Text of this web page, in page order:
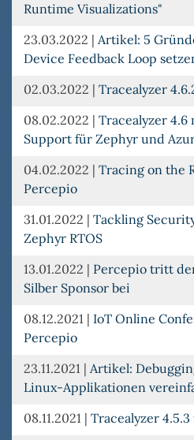
Runtime Visualizations"
23.03.2022 | Artikel: 5
Device Feedback Loop
02.03.2022 | Tracealyzer
08.02.2022 | Tracealyzer 4.6
Support für Zephyr und
04.02.2022 | Tracing on the
Percepio
31.01.2022 | Tackling
Zephyr RTOS
13.01.2022 | Percepio tritt
Silber Sponsor bei
08.12.2021 | IoT Online
Percepio
23.11.2021 | Artikel:
Linux-Applikationen
08.11.2021 | Tracealyzer